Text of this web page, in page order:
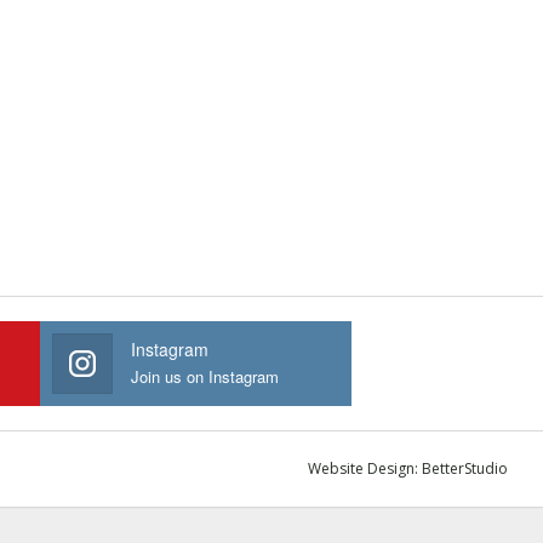
Instagram
Join us on Instagram
Website Design: BetterStudio